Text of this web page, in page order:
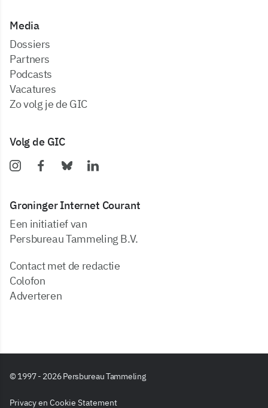
Media
dossiers
partners
podcasts
vacatures
zo volg je de GIC
Volg de GIC
Groninger Internet Courant
Een initiatief van
Persbureau Tammeling B.V.
Contact met de redactie
Colofon
Adverteren
© 1997 - 2026 Persbureau Tammeling
Privacy en Cookie Statement